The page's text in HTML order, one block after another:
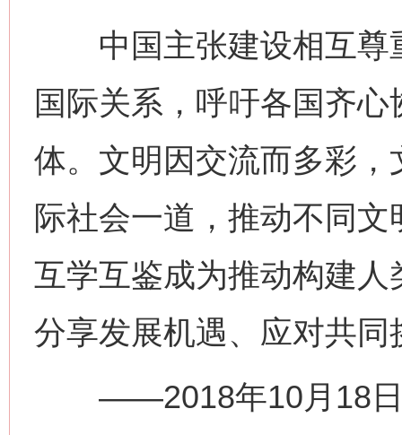
中国主张建设相互尊
国际关系，呼吁各国齐
体。文明因交流而多彩
际社会一道，推动不同
互学互鉴成为推动构建
分享发展机遇、应对共
——2018年10月18日